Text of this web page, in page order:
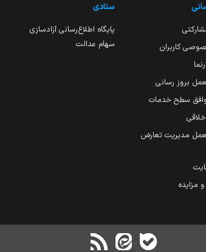
کاربران
بروز رسانی
سطح خدمات
مدیریت تعارض
مزایده
ستادی
پایگاه اطلاع‌رسانی آزادسازی
سهام عدالت